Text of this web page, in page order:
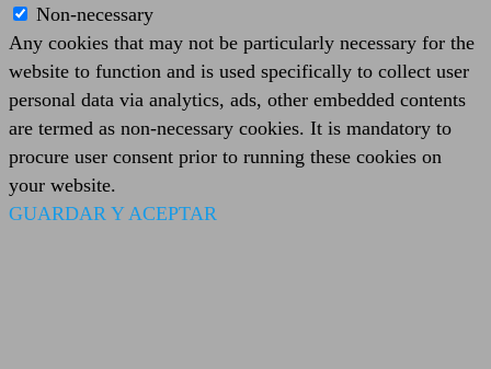
Non-necessary
Any cookies that may not be particularly necessary for the
website to function and is used specifically to collect user
personal data via analytics, ads, other embedded contents
are termed as non-necessary cookies. It is mandatory to
procure user consent prior to running these cookies on
your website.
GUARDAR Y ACEPTAR